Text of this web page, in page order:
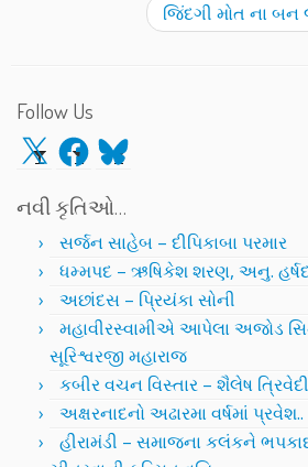
જિંદગી મોત ના બન
Follow Us
X Facebook
Bluesky
નવી કૃતિઓ…
સર્જન સાહેબ – દીપિકાબા પરમાર
ધમ્મપદ – ઋષિકેશ શરણ, અનુ.
અછાંદસ – પ્રિયંકા સોની
મહાવીરસ્વામીએ આપેલા અજોડ
સૂરિશ્વરજી મહારાજ
કબીર વચન વિસ્તાર – શૈલેષ ત્રિવેદી
અક્ષરનાદનો અઢારમા વર્ષમાં પ્રવેશ..
હીરામંડી – સમાજના કલંકને